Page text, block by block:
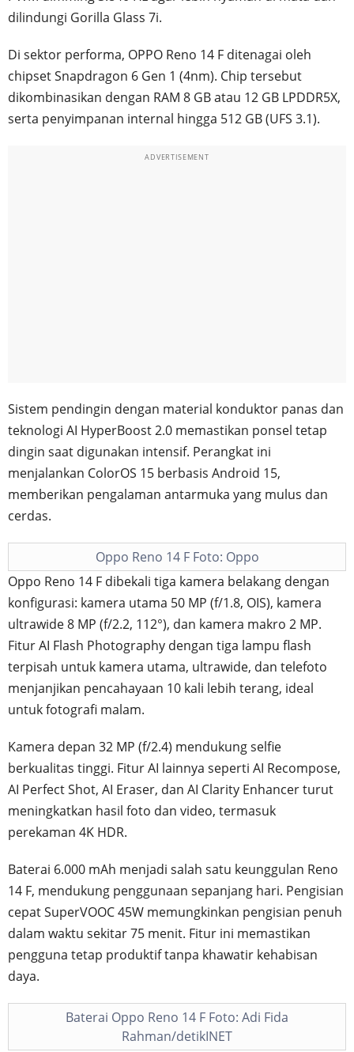
dilindungi Gorilla Glass 7i.
Di sektor performa, OPPO Reno 14 F ditenagai oleh
chipset Snapdragon 6 Gen 1 (4nm). Chip tersebut
dikombinasikan dengan RAM 8 GB atau 12 GB LPDDR5X,
serta penyimpanan internal hingga 512 GB (UFS 3.1).
ADVERTISEMENT
Sistem pendingin dengan material konduktor panas dan
teknologi AI HyperBoost 2.0 memastikan ponsel tetap
dingin saat digunakan intensif. Perangkat ini
menjalankan ColorOS 15 berbasis Android 15,
memberikan pengalaman antarmuka yang mulus dan
cerdas.
Oppo Reno 14 F Foto: Oppo
Oppo Reno 14 F dibekali tiga kamera belakang dengan
konfigurasi: kamera utama 50 MP (f/1.8, OIS), kamera
ultrawide 8 MP (f/2.2, 112°), dan kamera makro 2 MP.
Fitur AI Flash Photography dengan tiga lampu flash
terpisah untuk kamera utama, ultrawide, dan telefoto
menjanjikan pencahayaan 10 kali lebih terang, ideal
untuk fotografi malam.
Kamera depan 32 MP (f/2.4) mendukung selfie
berkualitas tinggi. Fitur AI lainnya seperti AI Recompose,
AI Perfect Shot, AI Eraser, dan AI Clarity Enhancer turut
meningkatkan hasil foto dan video, termasuk
perekaman 4K HDR.
Baterai 6.000 mAh menjadi salah satu keunggulan Reno
14 F, mendukung penggunaan sepanjang hari. Pengisian
cepat SuperVOOC 45W memungkinkan pengisian penuh
dalam waktu sekitar 75 menit. Fitur ini memastikan
pengguna tetap produktif tanpa khawatir kehabisan
daya.
Baterai Oppo Reno 14 F Foto: Adi Fida
Rahman/detikINET